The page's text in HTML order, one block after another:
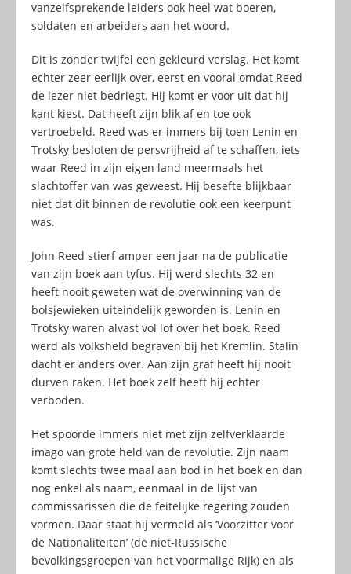
vanzelfsprekende leiders ook heel wat boeren,
soldaten en arbeiders aan het woord.
Dit is zonder twijfel een gekleurd verslag. Het komt
echter zeer eerlijk over, eerst en vooral omdat Reed
de lezer niet bedriegt. Hij komt er voor uit dat hij
kant kiest. Dat heeft zijn blik af en toe ook
vertroebeld. Reed was er immers bij toen Lenin en
Trotsky besloten de persvrijheid af te schaffen, iets
waar Reed in zijn eigen land meermaals het
slachtoffer van was geweest. Hij besefte blijkbaar
niet dat dit binnen de revolutie ook een keerpunt
was.
John Reed stierf amper een jaar na de publicatie
van zijn boek aan tyfus. Hij werd slechts 32 en
heeft nooit geweten wat de overwinning van de
bolsjewieken uiteindelijk geworden is. Lenin en
Trotsky waren alvast vol lof over het boek. Reed
werd als volksheld begraven bij het Kremlin. Stalin
dacht er anders over. Aan zijn graf heeft hij nooit
durven raken. Het boek zelf heeft hij echter
verboden.
Het spoorde immers niet met zijn zelfverklaarde
imago van grote held van de revolutie. Zijn naam
komt slechts twee maal aan bod in het boek en dan
nog enkel als naam, eenmaal in de lijst van
commissarissen die de feitelijke regering zouden
vormen. Daar staat hij vermeld als ‘Voorzitter voor
de Nationaliteiten’ (de niet-Russische
bevolkingsgroepen van het voormalige Rijk) en als